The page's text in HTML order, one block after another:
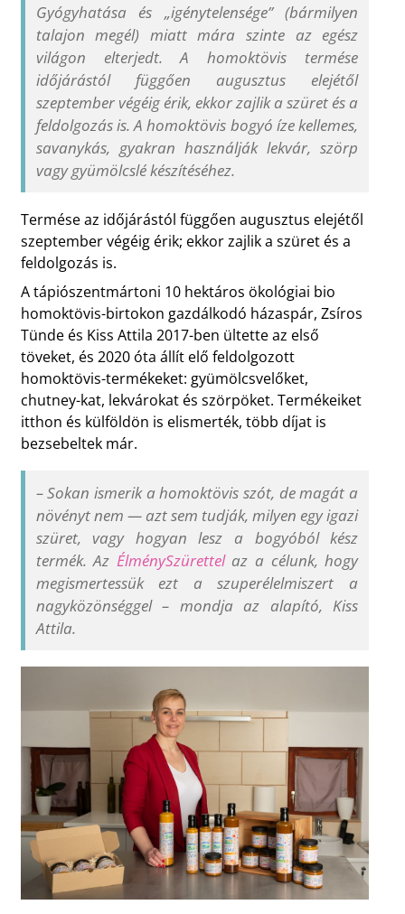
Gyógyhatása és „igénytelensége” (bármilyen
talajon megél) miatt mára szinte az egész
világon elterjedt. A homoktövis termése
időjárástól függően augusztus elejétől
szeptember végéig érik, ekkor zajlik a szüret és a
feldolgozás is. A homoktövis bogyó íze kellemes,
savanykás, gyakran használják lekvár, szörp
vagy gyümölcslé készítéséhez.
Termése az időjárástól függően augusztus elejétől
szeptember végéig érik; ekkor zajlik a szüret és a
feldolgozás is.
A tápiószentmártoni 10 hektáros ökológiai bio
homoktövis-birtokon gazdálkodó házaspár, Zsíros
Tünde és Kiss Attila 2017-ben ültette az első
töveket, és 2020 óta állít elő feldolgozott
homoktövis-termékeket: gyümölcsvelőket,
chutney-kat, lekvárokat és szörpöket. Termékeiket
itthon és külföldön is elismerték, több díjat is
bezsebeltek már.
–Sokan ismerik a homoktövis szót, de magát a
növényt nem — azt sem tudják, milyen egy igazi
szüret, vagy hogyan lesz a bogyóból kész
termék. Az ÉlménySzürettelaz a célunk, hogy
megismertessük ezt a szuperélelmiszert a
nagyközönséggel– mondja az alapító, Kiss
Attila.